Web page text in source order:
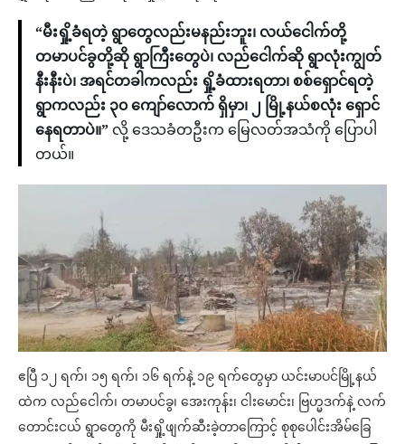
“မီးရှို့ခံရတဲ့ ရွာတွေလည်းမနည်းဘူး၊ လယ်ငေါက်တို့
တမာပင်ခွတို့ဆို ရွာကြီးတွေပဲ၊ လည်ငေါက်ဆို ရွာလုံးကျွတ်
နီးနီးပဲ၊ အရင်တခါကလည်း ရှို့ခံထားရတာ၊ စစ်ရှောင်ရတဲ့
ရွာကလည်း ၃၀ ကျော်လောက် ရှိမှာ၊ ၂ မြို့နယ်စလုံး ရှောင်
နေရတာပဲ။” လို့ ဒေသခံတဦးက မြေလတ်အသံကို ပြောပါ
တယ်။
ဧပြီ ၁၂ ရက်၊ ၁၅ ရက်၊ ၁၆ ရက်နဲ့ ၁၉ ရက်တွေမှာ ယင်းမာပင်မြို့နယ်
ထဲက လည်ငေါက်၊ တမာပင်ခွ၊ အေးကုန်း၊ ငါးမောင်း၊ ဗြဟ္မဒက်နဲ့ လက်
တောင်းငယ် ရွာတွေကို မီးရှို့ဖျက်ဆီးခဲ့တာကြောင့် စုစုပေါင်းအိမ်ခြေ